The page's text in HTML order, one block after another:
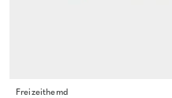
Freizeithemd